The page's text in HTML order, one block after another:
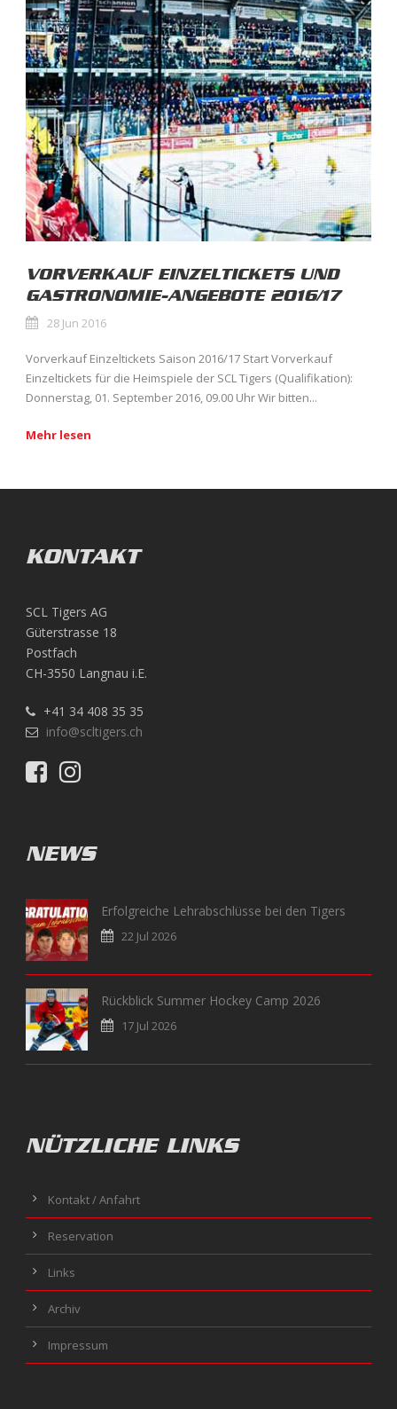
VORVERKAUF EINZELTICKETS UND
GASTRONOMIE-ANGEBOTE 2016/17
28 Jun 2016
Vorverkauf Einzeltickets Saison 2016/17 Start Vorverkauf
Einzeltickets für die Heimspiele der SCL Tigers (Qualifikation):
Donnerstag, 01. September 2016, 09.00 Uhr Wir bitten...
Mehr lesen
KONTAKT
SCL Tigers AG
Güterstrasse 18
Postfach
CH-3550 Langnau i.E.
+41 34 408 35 35
info@scltigers.ch
NEWS
Erfolgreiche Lehrabschlüsse bei den Tigers
22 Jul 2026
Rückblick Summer Hockey Camp 2026
17 Jul 2026
NÜTZLICHE LINKS
Kontakt / Anfahrt
Reservation
Links
Archiv
Impressum